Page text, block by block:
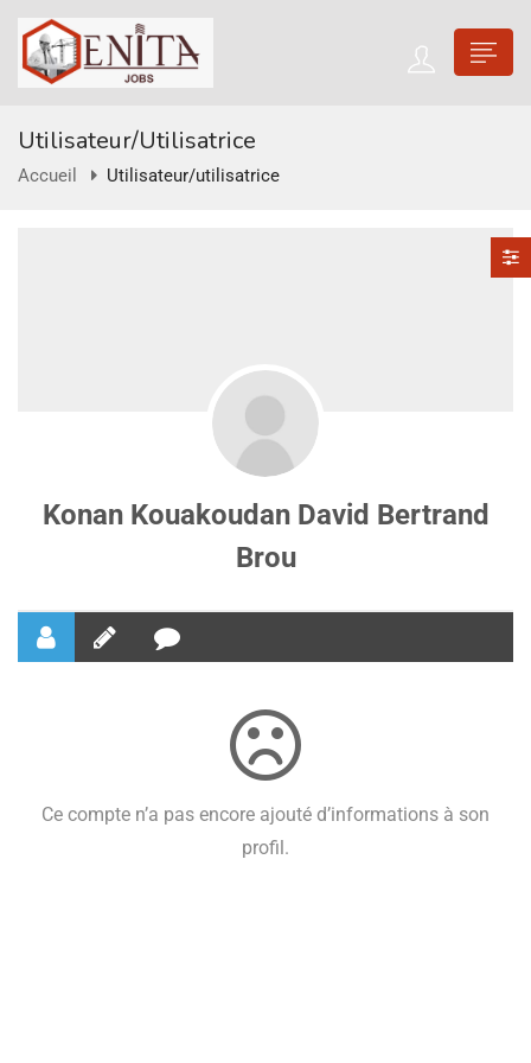
Utilisateur/utilisatrice
Accueil Utilisateur/utilisatrice
Konan Kouakoudan David Bertrand
Brou
Ce compte n’a pas encore ajouté d’informations à son
profil.